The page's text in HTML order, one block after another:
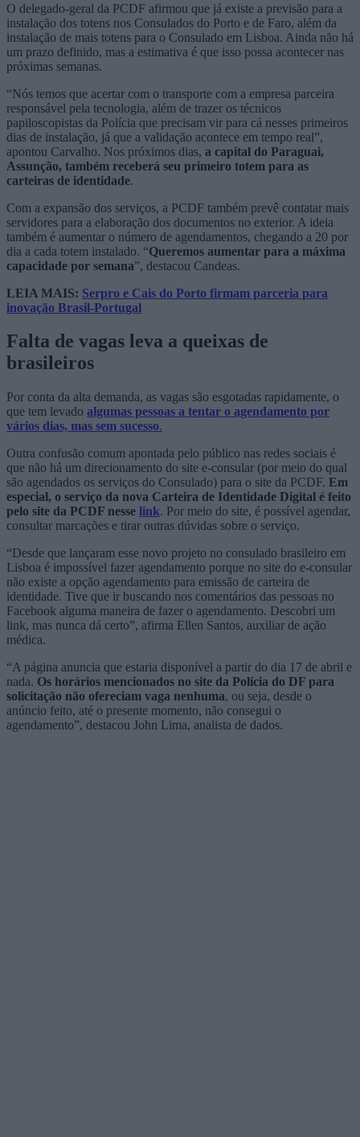
O delegado-geral da PCDF afirmou que já existe a previsão para a
instalação dos totens nos Consulados do Porto e de Faro, além da
instalação de mais totens para o Consulado em Lisboa. Ainda não há
um prazo definido, mas a estimativa é que isso possa acontecer nas
próximas semanas.
“Nós temos que acertar com o transporte com a empresa parceira
responsável pela tecnologia, além de trazer os técnicos
papiloscopistas da Polícia que precisam vir para cá nesses primeiros
dias de instalação, já que a validação acontece em tempo real”,
apontou Carvalho. Nos próximos dias, a capital do Paraguai,
Assunção, também receberá seu primeiro totem para as
carteiras de identidade.
Com a expansão dos serviços, a PCDF também prevê contatar mais
servidores para a elaboração dos documentos no exterior. A ideia
também é aumentar o número de agendamentos, chegando a 20 por
dia a cada totem instalado. “Queremos aumentar para a máxima
capacidade por semana”, destacou Candeas.
LEIA MAIS: Serpro e Cais do Porto firmam parceria para
inovação Brasil-Portugal
Falta de vagas leva a queixas de
brasileiros
Por conta da alta demanda, as vagas são esgotadas rapidamente, o
que tem levado algumas pessoas a tentar o agendamento por
vários dias, mas sem sucesso.
Outra confusão comum apontada pelo público nas redes sociais é
que não há um direcionamento do site e-consular (por meio do qual
são agendados os serviços do Consulado) para o site da PCDF. Em
especial, o serviço da nova Carteira de Identidade Digital é feito
pelo site da PCDF nesse link. Por meio do site, é possível agendar,
consultar marcações e tirar outras dúvidas sobre o serviço.
“Desde que lançaram esse novo projeto no consulado brasileiro em
Lisboa é impossível fazer agendamento porque no site do e-consular
não existe a opção agendamento para emissão de carteira de
identidade. Tive que ir buscando nos comentários das pessoas no
Facebook alguma maneira de fazer o agendamento. Descobri um
link, mas nunca dá certo”, afirma Ellen Santos, auxiliar de ação
médica.
“A página anuncia que estaria disponível a partir do dia 17 de abril e
nada. Os horários mencionados no site da Polícia do DF para
solicitação não ofereciam vaga nenhuma, ou seja, desde o
anúncio feito, até o presente momento, não consegui o
agendamento”, destacou John Lima, analista de dados.